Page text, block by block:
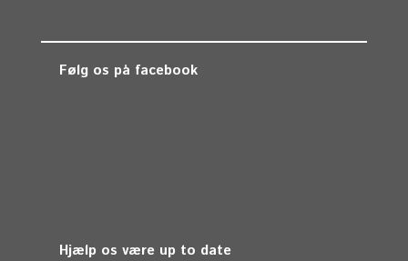
Følg os på facebook
Hjælp os være up to date